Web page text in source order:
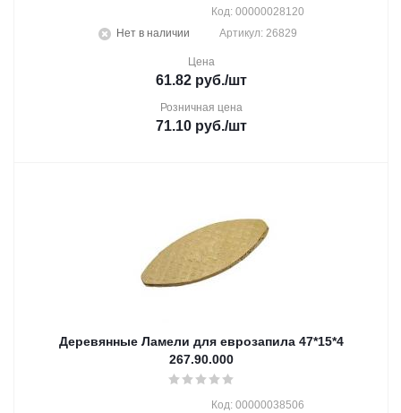
Нет в наличии
Код: 00000028120
Артикул: 26829
Цена
61.82 руб./шт
Розничная цена
71.10 руб./шт
Деревянные Ламели для еврозапила 47*15*4
267.90.000
Код: 00000038506